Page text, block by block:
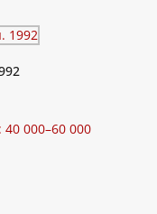
000–60 000